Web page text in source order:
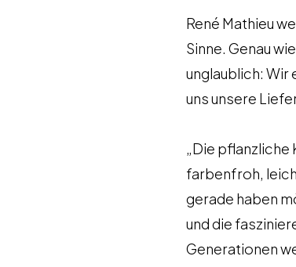
​René Mathieu
Sinne. Genau
unglaublich: Wir
uns unsere
​„Die pflanzliche
farbenfroh,
gerade haben
und die
Generationen